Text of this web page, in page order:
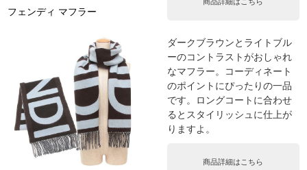
フェンディ マフラー
ダークブラウンとライトブル
ーのコントラストがおしゃれ
なマフラー。コーディネート
のポイントにぴったりの一品
です。ロングコートに合わせ
るとスタイリッシュに仕上が
りますよ。
商品詳細はこちら